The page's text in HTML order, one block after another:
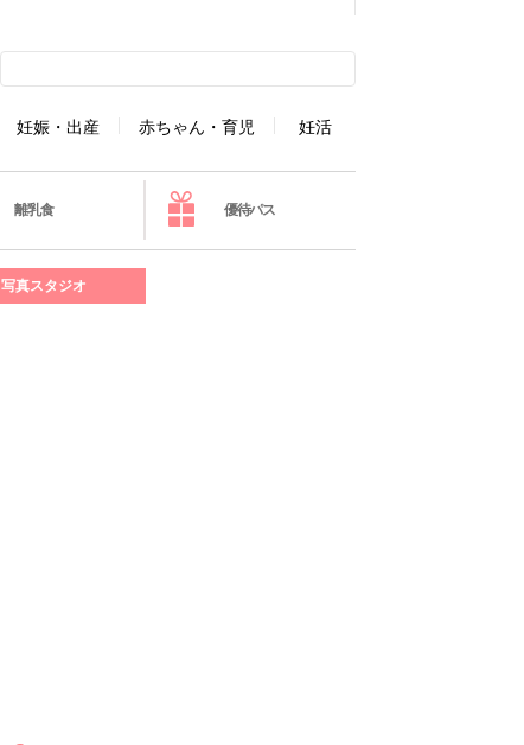
妊娠・出産 赤ちゃん・育児 妊活
離乳食 優待パス
写真スタジオ